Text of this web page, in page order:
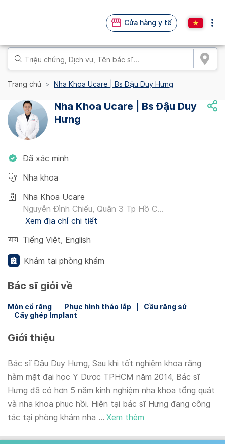
Cửa hàng y tế
Trang chủ Nha Khoa Ucare | Bs Đậu Duy Hưng
Nha Khoa Ucare | Bs Đậu Duy
Hưng
Đã xác minh
Nha khoa
Nha Khoa Ucare
Nguyễn Đình Chiểu, Quận 3 Tp Hồ C...
Xem địa chỉ chi tiết
Tiếng Việt, English
Khám tại phòng khám
Bác sĩ giỏi về
Mòn cổ răng Phục hình tháo lắp
Cầu răng sứ
Cấy ghép Implant
Giới thiệu
Bác sĩ Đậu Duy Hưng, Sau khi tốt nghiệm khoa răng
hàm mặt đại học Y Dược TPHCM năm 2014, Bác sĩ
Hưng đã có hơn 5 năm kinh nghiệm nha khoa tổng quát
và nha khoa phục hồi. Hiện tại bác sĩ Hưng đang công
tác tại phòng khám nha ... Xem thêm